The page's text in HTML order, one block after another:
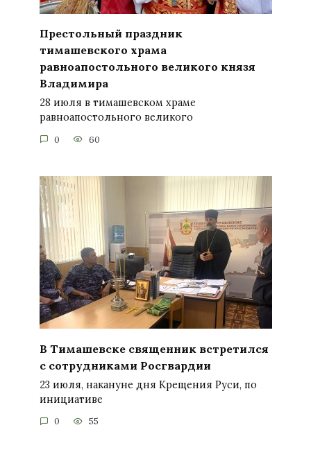
Престольный праздник
тимашевского храма
равноапостольного великого князя
Владимира
28 июля в тимашевском храме
равноапостольного великого
0 60
В Тимашевске священник встретился
с сотрудниками Росгвардии
23 июля, накануне дня Крещения Руси, по
инициативе
0 55